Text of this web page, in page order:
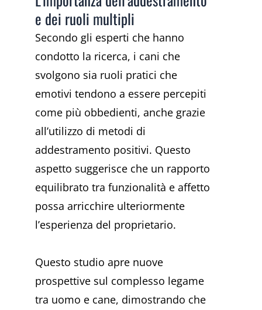
e dei ruoli multipli
Secondo gli esperti che hanno
condotto la ricerca, i cani che
svolgono sia ruoli pratici che
emotivi tendono a essere percepiti
come più obbedienti, anche grazie
all’utilizzo di metodi di
addestramento positivi. Questo
aspetto suggerisce che un rapporto
equilibrato tra funzionalità e affetto
possa arricchire ulteriormente
l’esperienza del proprietario.
Questo studio apre nuove
prospettive sul complesso legame
tra uomo e cane, dimostrando che